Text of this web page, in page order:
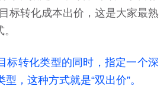
标转化成本出价，这是大家最熟
标转化类型的同时，指定一个深
，这种方式就是“双出价”。